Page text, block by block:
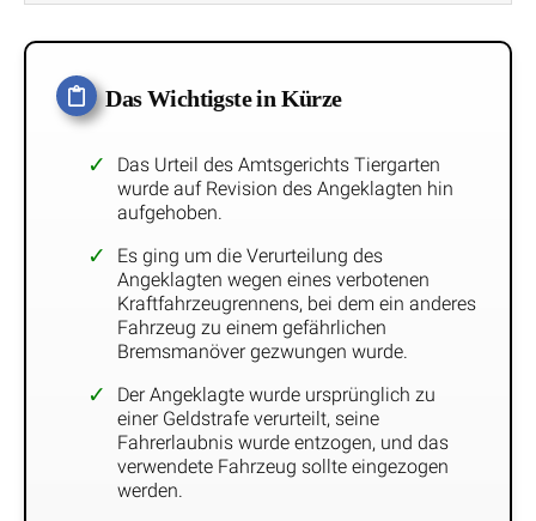
Das Wichtigste in Kürze
Das Urteil des Amtsgerichts Tiergarten
wurde auf Revision des Angeklagten hin
aufgehoben.
Es ging um die Verurteilung des
Angeklagten wegen eines verbotenen
Kraftfahrzeugrennens, bei dem ein anderes
Fahrzeug zu einem gefährlichen
Bremsmanöver gezwungen wurde.
Der Angeklagte wurde ursprünglich zu
einer Geldstrafe verurteilt, seine
Fahrerlaubnis wurde entzogen, und das
verwendete Fahrzeug sollte eingezogen
werden.